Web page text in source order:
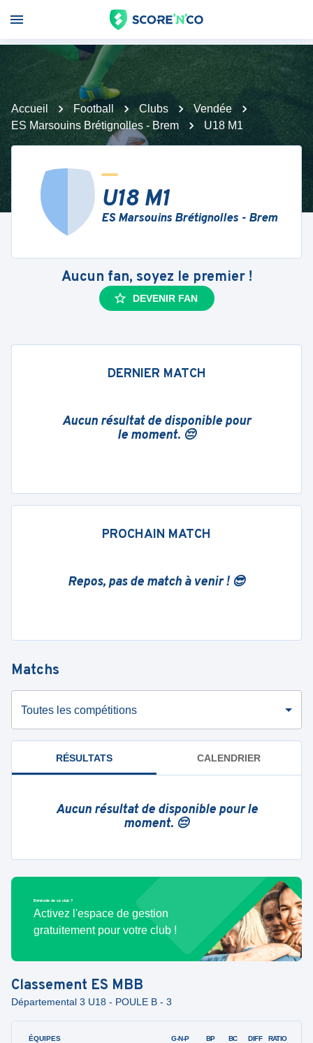
Accueil Football Clubs
Vendée
ES Marsouins Brétignolles - Brem
U18 M1
U18 M1
ES Marsouins Brétignolles - Brem
Aucun fan, soyez le premier !
DEVENIR FAN
DERNIER MATCH
Aucun résultat de disponible pour
le moment. 😔
PROCHAIN MATCH
Repos, pas de match à venir ! 😎
Matchs
Toutes les compétitions
RÉSULTATS CALENDRIER
Aucun résultat de disponible pour le
moment. 😔
Bénévole de ce club ?
Activez l'espace de gestion
gratuitement pour votre club !
Classement ES MBB
Départemental 3 U18 - POULE B - 3
ÉQUIPES G-N-P BP BC DIFF RATIO